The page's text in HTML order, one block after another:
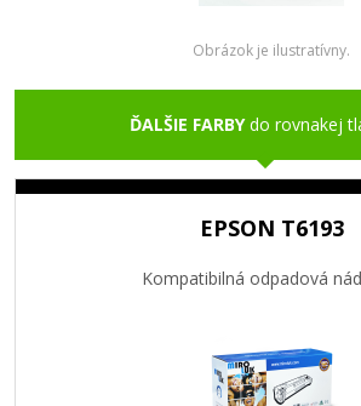
Obrázok je ilustratívny.
ĎALŠIE FARBYdo rovnakej
EPSON T6193
Kompatibilná odpadová